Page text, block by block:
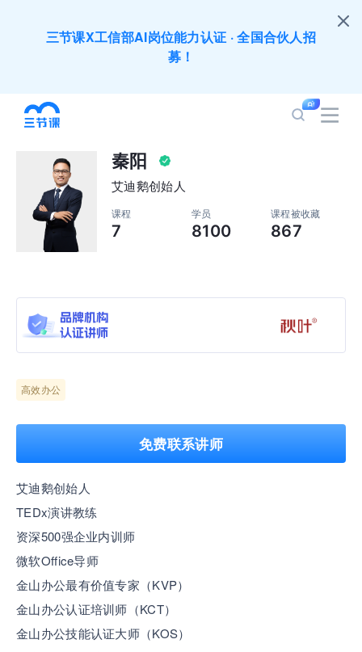
三节课X工信部AI岗位能力认证 · 全国合伙人招
募！
全员AI应用难落地？1000门课程覆盖企业全岗位
200+门DeepSeek应用课程免费体验，快带团队
一起加入学习
培训人只给员工找学习资源，却忘记自己也要成长
出海业务到底要落地哪些国家才合适？国别文化与
企业正处于快速成长期，但员工能力跟不上发展？
营销获客｜流量转化｜数据驱动｜销售赢单 4000
AI职场发展实战课：深度解读AI在不同职业场景下
🔥精选10门AI王牌课：助你成功入行AI岗位，🚀
成为行业AI人才！
秦阳
艾迪鹅创始人
课程
7
学员
8100
课程被收藏
867
高效办公
免费联系讲师
艾迪鹅创始人
TEDx演讲教练
资深500强企业内训师
微软Office导师
金山办公最有价值专家（KVP）
金山办公认证培训师（KCT）
金山办公技能认证大师（KOS）